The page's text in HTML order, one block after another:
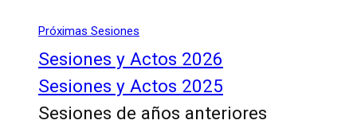
Próximas Sesiones
Sesiones y Actos 2026
Sesiones y Actos 2025
Sesiones de años anteriores